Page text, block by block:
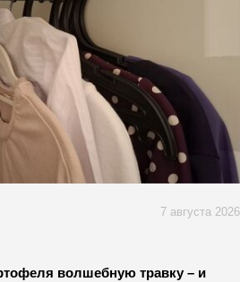
7 августа 2026
волшебную травку – и